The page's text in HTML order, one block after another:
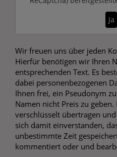
Ja
Wir freuen uns über jeden
Hierfür benötigen wir Ihren
entsprechenden Text. Es
dabei personenbezogenen
Ihnen frei, ein Pseudonym
Namen nicht Preis zu
verschlüsselt übertragen
sich damit einverstanden,
unbestimmte Zeit
kommentiert oder und